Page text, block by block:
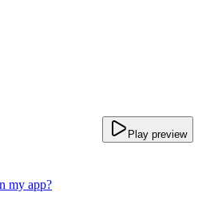
Play preview
my app?